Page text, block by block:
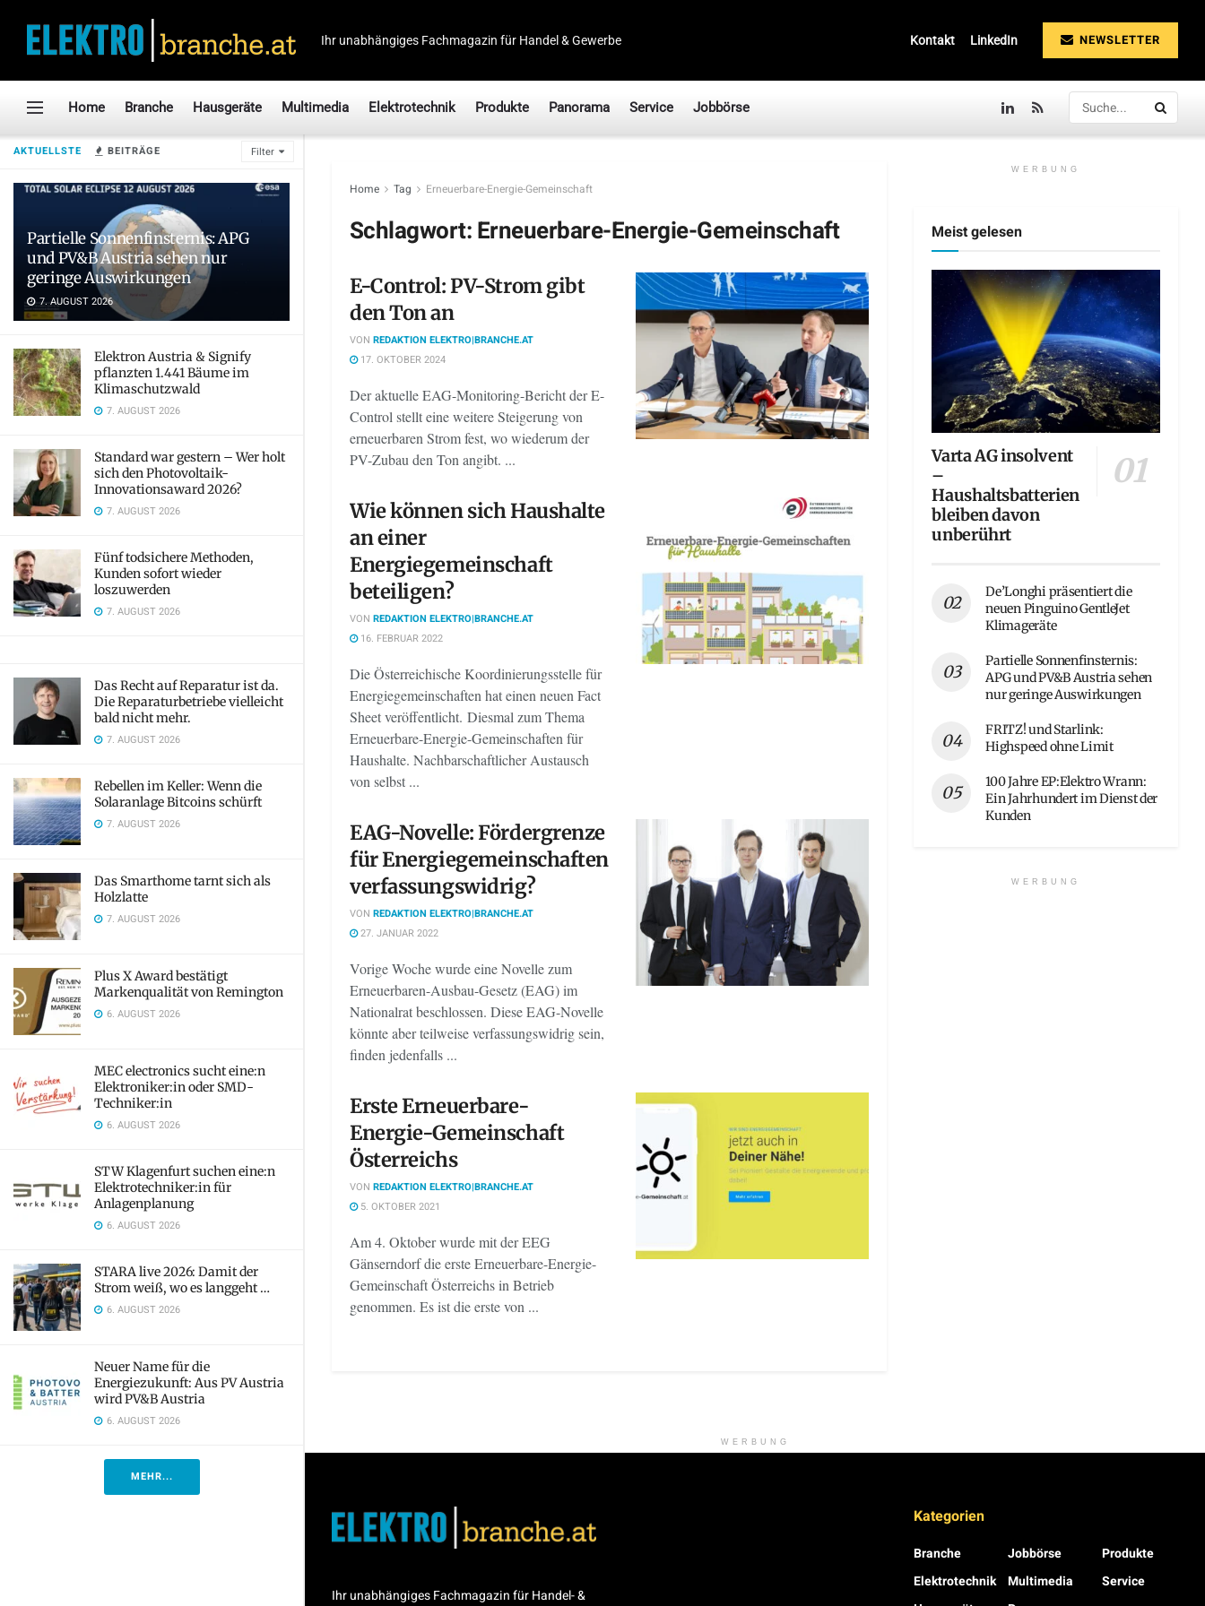
AKTUELLSTE BEITRÄGE Filter
Partielle Sonnenfinsternis: APG
und PV&B Austria sehen nur
geringe Auswirkungen
7. AUGUST 2026
Elektron Austria & Signify
pflanzten 1.441 Bäume im
Klimaschutzwald
7. AUGUST 2026
Standard war gestern – Wer holt
sich den Photovoltaik-
Innovationsaward 2026?
7. AUGUST 2026
Fünf todsichere Methoden,
Kunden sofort wieder
loszuwerden
7. AUGUST 2026
Das Recht auf Reparatur ist da.
Die Reparaturbetriebe vielleicht
bald nicht mehr.
7. AUGUST 2026
Rebellen im Keller: Wenn die
Solaranlage Bitcoins schürft
7. AUGUST 2026
Das Smarthome tarnt sich als
Holzlatte
7. AUGUST 2026
Plus X Award bestätigt
Markenqualität von Remington
6. AUGUST 2026
MEC electronics sucht eine:n
Elektroniker:in oder SMD-
Techniker:in
6. AUGUST 2026
STW Klagenfurt suchen eine:n
Elektrotechniker:in für
Anlagenplanung
6. AUGUST 2026
STARA live 2026: Damit der
Strom weiß, wo es langgeht …
6. AUGUST 2026
Neuer Name für die
Energiezukunft: Aus PV Austria
wird PV&B Austria
6. AUGUST 2026
MEHR...
Ihr unabhängiges Fachmagazin für Handel & Gewerbe Kontakt LinkedIn NEWSLETTER
Home Branche Hausgeräte Multimedia Elektrotechnik Produkte Panorama Service Jobbörse
Home Tag Erneuerbare-Energie-Gemeinschaft
Schlagwort:Erneuerbare-Energie-Gemeinschaft
E-Control: PV-Strom gibt
den Ton an
VON REDAKTION ELEKTRO|BRANCHE.AT
17. OKTOBER 2024
Der aktuelle EAG-Monitoring-Bericht der E-
Control stellt eine weitere Steigerung von
erneuerbaren Strom fest, wo wiederum der
PV-Zubau den Ton angibt. ...
Wie können sich Haushalte
an einer
Energiegemeinschaft
beteiligen?
VON REDAKTION ELEKTRO|BRANCHE.AT
16. FEBRUAR 2022
Die Österreichische Koordinierungsstelle für
Energiegemeinschaften hat einen neuen Fact
Sheet veröffentlicht. Diesmal zum Thema
Erneuerbare-Energie-Gemeinschaften für
Haushalte. Nachbarschaftlicher Austausch
von selbst ...
EAG-Novelle: Fördergrenze
für Energiegemeinschaften
verfassungswidrig?
VON REDAKTION ELEKTRO|BRANCHE.AT
27. JANUAR 2022
Vorige Woche wurde eine Novelle zum
Erneuerbaren-Ausbau-Gesetz (EAG) im
Nationalrat beschlossen. Diese EAG-Novelle
könnte aber teilweise verfassungswidrig sein,
finden jedenfalls ...
Erste Erneuerbare-
Energie-Gemeinschaft
Österreichs
VON REDAKTION ELEKTRO|BRANCHE.AT
5. OKTOBER 2021
Am 4. Oktober wurde mit der EEG
Gänserndorf die erste Erneuerbare-Energie-
Gemeinschaft Österreichs in Betrieb
genommen. Es ist die erste von ...
WERBUNG
Meist gelesen
Varta AG insolvent
–
Haushaltsbatterien
bleiben davon
unberührt
De’Longhi präsentiert die
neuen Pinguino GentleJet
Klimageräte
Partielle Sonnenfinsternis:
APG und PV&B Austria sehen
nur geringe Auswirkungen
FRITZ! und Starlink:
Highspeed ohne Limit
100 Jahre EP:Elektro Wrann:
Ein Jahrhundert im Dienst der
Kunden
WERBUNG
WERBUNG
Ihr unabhängiges Fachmagazin für Handel- &
Kategorien
Branche
Elektrotechnik
Jobbörse
Multimedia
Produkte
Service